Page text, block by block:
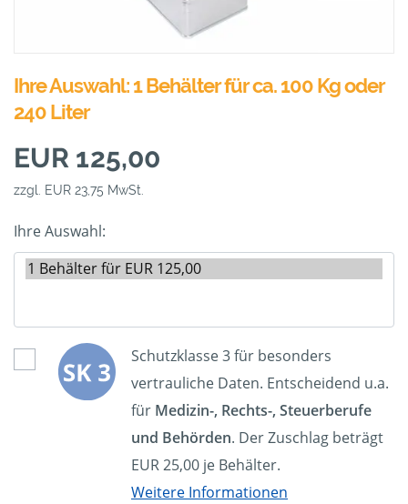
Ihre Auswahl: 1 Behälter für ca. 100 Kg oder
240 Liter
EUR 125,00
zzgl. EUR 23,75 MwSt.
Ihre Auswahl:
Schutzklasse 3 für besonders
vertrauliche Daten. Entscheidend u.a.
für Medizin-, Rechts-, Steuerberufe
und Behörden. Der Zuschlag beträgt
EUR 25,00 je Behälter.
Weitere Informationen